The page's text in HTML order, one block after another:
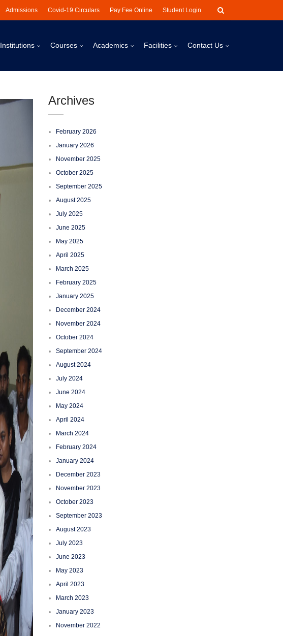
Admissions Covid-19 Circulars Pay Fee Online Student Login
Institutions Courses Academics Facilities Contact Us
Archives
February 2026
January 2026
November 2025
October 2025
September 2025
August 2025
July 2025
June 2025
May 2025
April 2025
March 2025
February 2025
January 2025
December 2024
November 2024
October 2024
September 2024
August 2024
July 2024
June 2024
May 2024
April 2024
March 2024
February 2024
January 2024
December 2023
November 2023
October 2023
September 2023
August 2023
July 2023
June 2023
May 2023
April 2023
March 2023
January 2023
November 2022